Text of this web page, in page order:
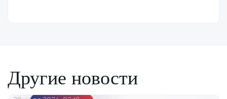
Другие новости